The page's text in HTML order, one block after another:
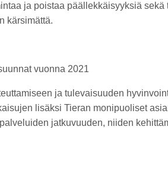
ja poistaa päällekkäisyyksiä sekä
kärsimättä.
vuonna 2021
ja tulevaisuuden
lisäksi Tieran monipuoliset
jatkuvuuden, niiden